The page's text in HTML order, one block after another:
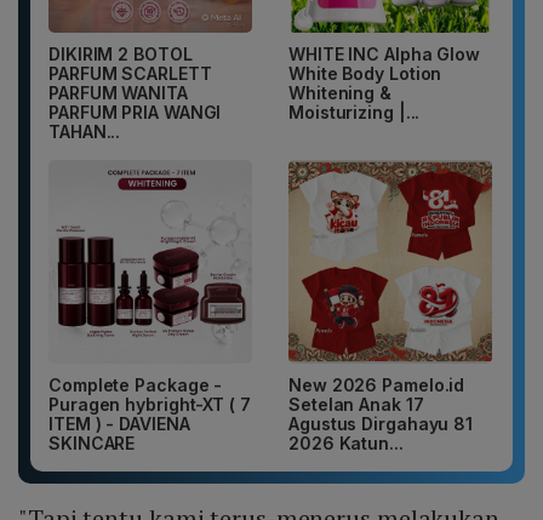
DIKIRIM 2 BOTOL
PARFUM SCARLETT
PARFUM WANITA
PARFUM PRIA WANGI
TAHAN...
WHITE INC Alpha Glow
White Body Lotion
Whitening &
Moisturizing |...
Complete Package -
Puragen hybright-XT ( 7
ITEM ) - DAVIENA
SKINCARE
New 2026 Pamelo.id
Setelan Anak 17
Agustus Dirgahayu 81
2026 Katun...